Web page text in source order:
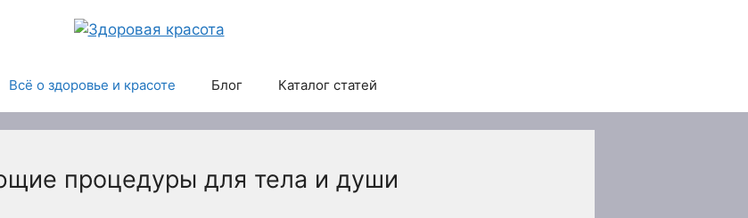
Всё о здоровье и красоте Блог Каталог статей
процедуры для тела и души